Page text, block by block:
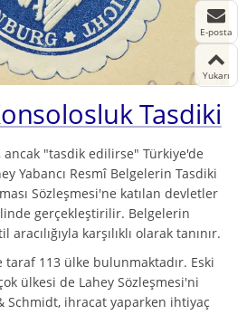
Tasdiki
ancak "tasdik edilirse" Türkiye'de
Yabancı Resmî Belgelerin Tasdiki
Sözleşmesi'ne katılan devletler
gerçekleştirilir. Belgelerin
karşılıklı olarak tanınır.
taraf 113 ülke bulunmaktadır. Eski
ülkesi de Lahey Sözleşmesi'ni
Schmidt, ihracat yaparken ihtiyaç
E-posta
Yukarı